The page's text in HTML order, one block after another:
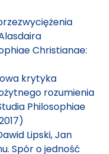
Christianae:
krytyka
rozumienia
Philosophiae
Lipski, Jan
Spór o jedność